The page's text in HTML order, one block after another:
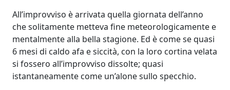
All’improvviso è arrivata quella giornata dell’anno
che solitamente metteva fine meteorologicamente e
mentalmente alla bella stagione. Ed è come se quasi
6 mesi di caldo afa e siccità, con la loro cortina velata
si fossero all’improvviso dissolte; quasi
istantaneamente come un’alone sullo specchio.